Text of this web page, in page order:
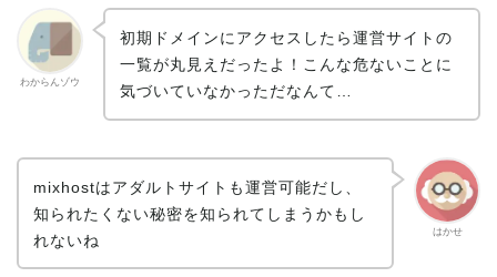
わからんゾウ
初期ドメインにアクセスしたら運営サイトの
一覧が丸見えだったよ！こんな危ないことに
気づいていなかっただなんて…
はかせ
mixhostはアダルトサイトも運営可能だし、
知られたくない秘密を知られてしまうかもし
れないね